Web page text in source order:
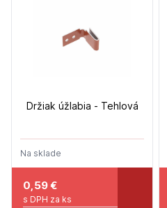
Držiak úžlabia - Tehlová
Na sklade
0,59€
s DPH za ks